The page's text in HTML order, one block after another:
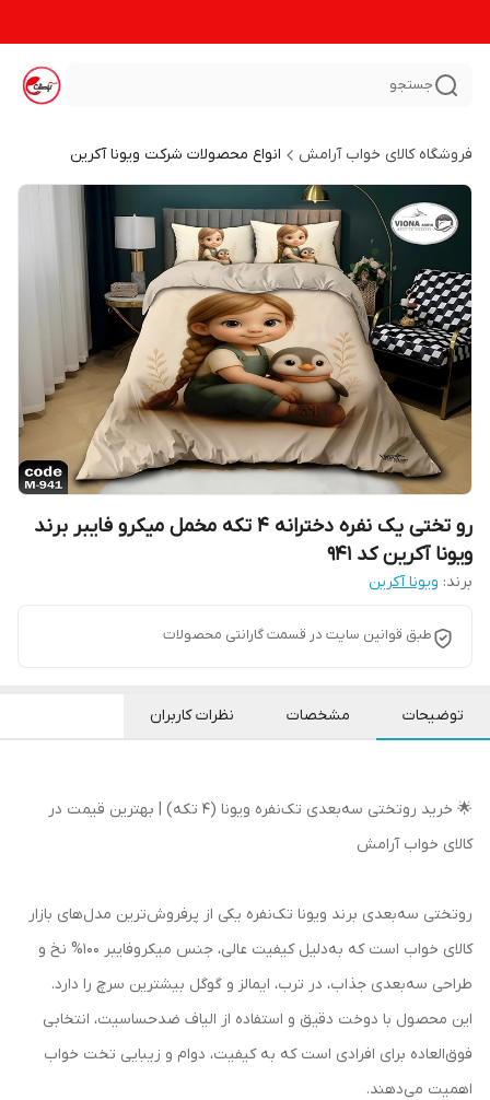
جستجو
فروشگاه کالای خواب آرامش انواع محصولات شرکت ویونا آکرین
رو تختی یک نفره دخترانه 4 تکه مخمل میکرو فایبر برند
ویونا آکرین کد 941
برند: ویونا آکرین
طبق قوانین سایت در قسمت گارانتی محصولات
توضیحات مشخصات نظرات کاربران
🌟 خرید روتختی سه‌بعدی تک‌نفره ویونا (۴ تکه) | بهترین قیمت در
کالای خواب آرامش
روتختی سه‌بعدی برند ویونا تک‌نفره یکی از پرفروش‌ترین مدل‌های بازار
کالای خواب است که به‌دلیل کیفیت عالی، جنس میکروفایبر 100% نخ و
طراحی سه‌بعدی جذاب، در ترب، ایمالز و گوگل بیشترین سرچ را دارد.
این محصول با دوخت دقیق و استفاده از الیاف ضدحساسیت، انتخابی
فوق‌العاده برای افرادی است که به کیفیت، دوام و زیبایی تخت خواب
اهمیت می‌دهند.